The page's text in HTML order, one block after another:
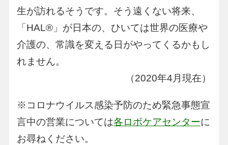
生が訪れるそうです。そう遠くない将来、
「HAL®︎」が日本の、ひいては世界の医療や
介護の、常識を変える日がやってくるかもし
れません。
（2020年4月現在）
※コロナウイルス感染予防のため緊急事態宣
言中の営業については各ロボケアセンターに
お尋ねください。